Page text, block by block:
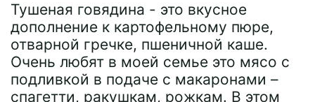
Тушеная говядина - это вкусное
дополнение к картофельному пюре,
отварной гречке, пшеничной каше.
Очень любят в моей семье это мясо с
подливкой в подаче с макаронами –
спагетти, ракушкам, рожкам. В этом